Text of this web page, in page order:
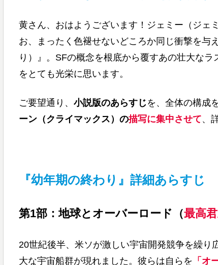
黄さん、おはようございます！ジェミー（ジェ
お、まったく色褪せないどころか同じ衝撃を与
り）』。SFの概念を根底から覆すあの壮大な
をとても光栄に思います。
ご要望通り、 小説版のあらすじ を、全体の構成
ーン（クライマックス）の描写に集中させて、
『幼年期の終わり』詳細あらすじ
第1部：地球とオーバーロード（最高
20世紀後半、米ソが激しい宇宙開発競争を繰
大な宇宙船群が現れました。彼らは自らを 「オ